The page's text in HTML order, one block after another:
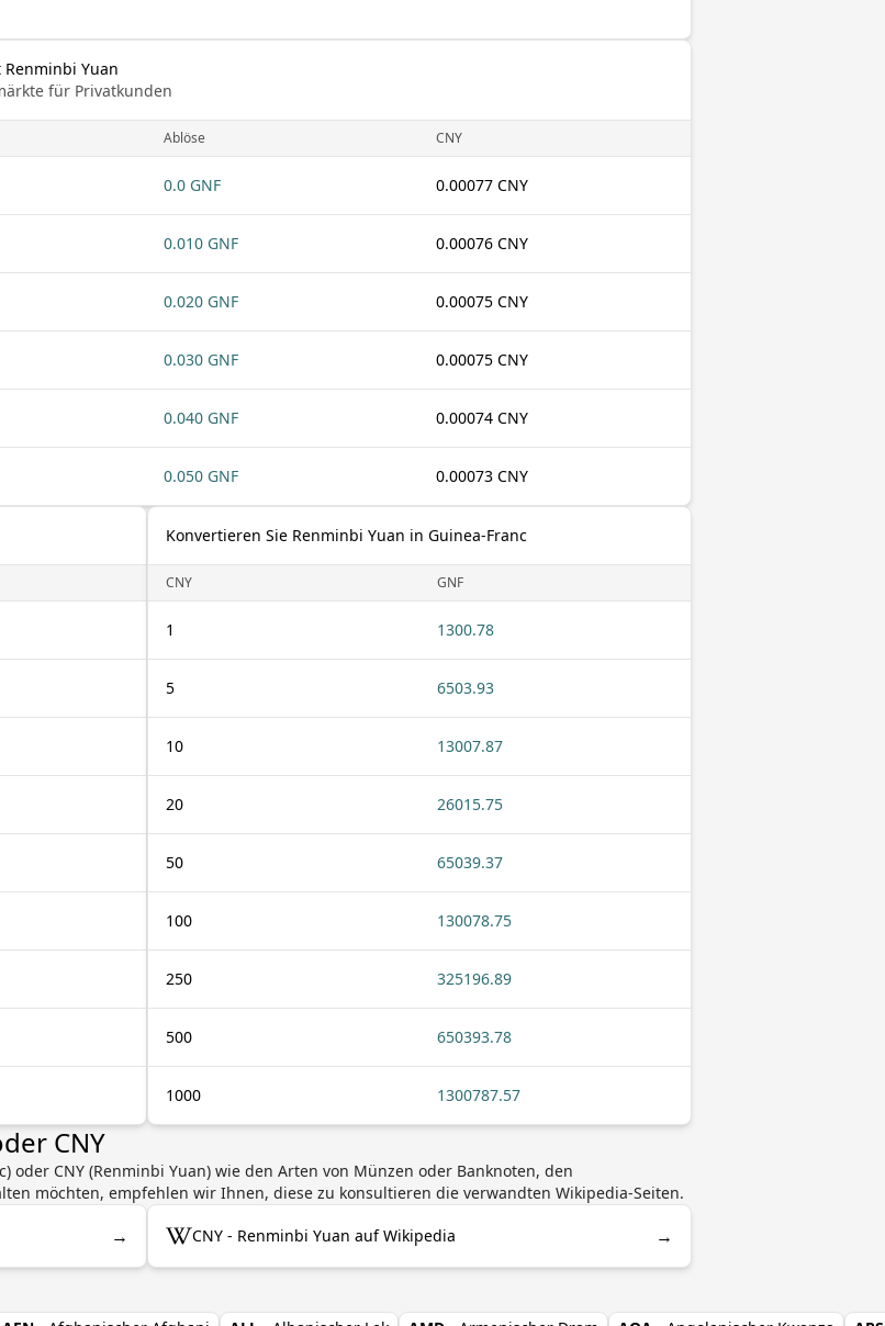
Yuan
für Privatkunden
Ablöse CNY
0.0 GNF 0.00077 CNY
0.010 GNF 0.00076 CNY
0.020 GNF 0.00075 CNY
0.030 GNF 0.00075 CNY
0.040 GNF 0.00074 CNY
0.050 GNF 0.00073 CNY
Konvertieren Sie Renminbi Yuan in Guinea-Franc
CNY GNF
1 1300.78
5 6503.93
10 13007.87
20 26015.75
50 65039.37
100 130078.75
250 325196.89
500 650393.78
1000 1300787.57
CNY
oder CNY (Renminbi Yuan) wie den Arten von Münzen oder Banknoten, den
möchten, empfehlen wir Ihnen, diese zu konsultieren die verwandten Wikipedia-Seiten.
→ CNY - Renminbi Yuan auf Wikipedia →